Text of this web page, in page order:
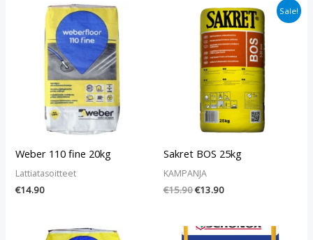
Weber 110 fine 20kg
Lattiatasoitteet
€14.90
Sale!
Sakret BOS 25kg
KAMPANJA
€15.90
Alkuperäinen
hinta
oli:
€15.90.
€13.90
Nykyinen
hinta
on:
€13.90.